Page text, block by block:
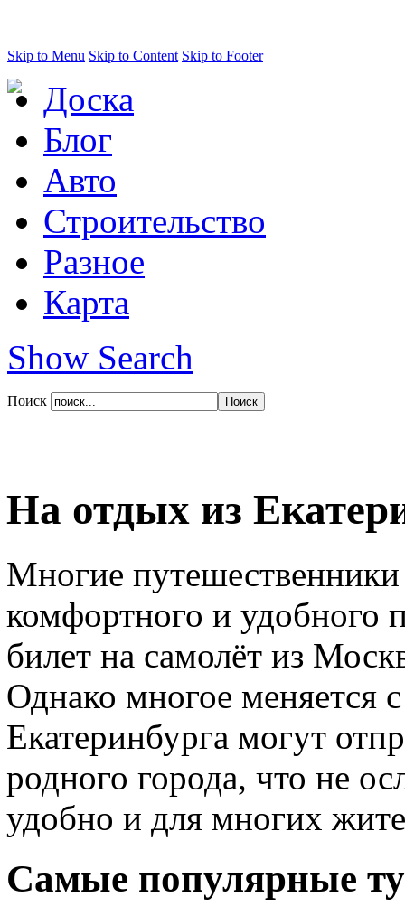
Skip to Menu Skip to Content Skip to Footer
Доска
Блог
Авто
Строительство
Разное
Карта
Show Search
Поиск
На отдых из
Многие
комфортного и удобного
билет на самолёт из
Однако многое меняется
Екатеринбурга могут
родного города, что не
удобно и для многих
Самые популярные